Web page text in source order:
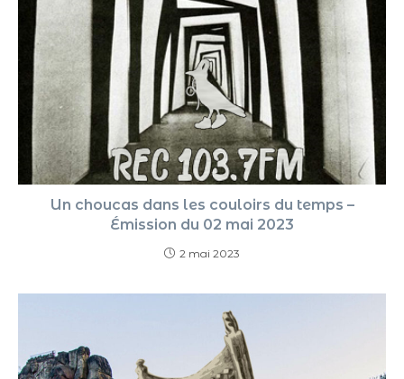
Un choucas dans les couloirs du temps –
Émission du 02 mai 2023
2 mai 2023